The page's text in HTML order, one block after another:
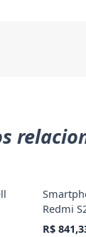
Redmi
Global
R$